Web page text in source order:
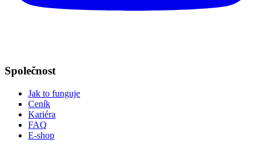
Společnost
Jak to funguje
Ceník
Kariéra
FAQ
E-shop